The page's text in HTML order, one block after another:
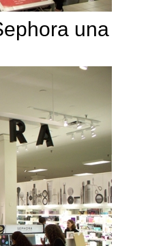
una